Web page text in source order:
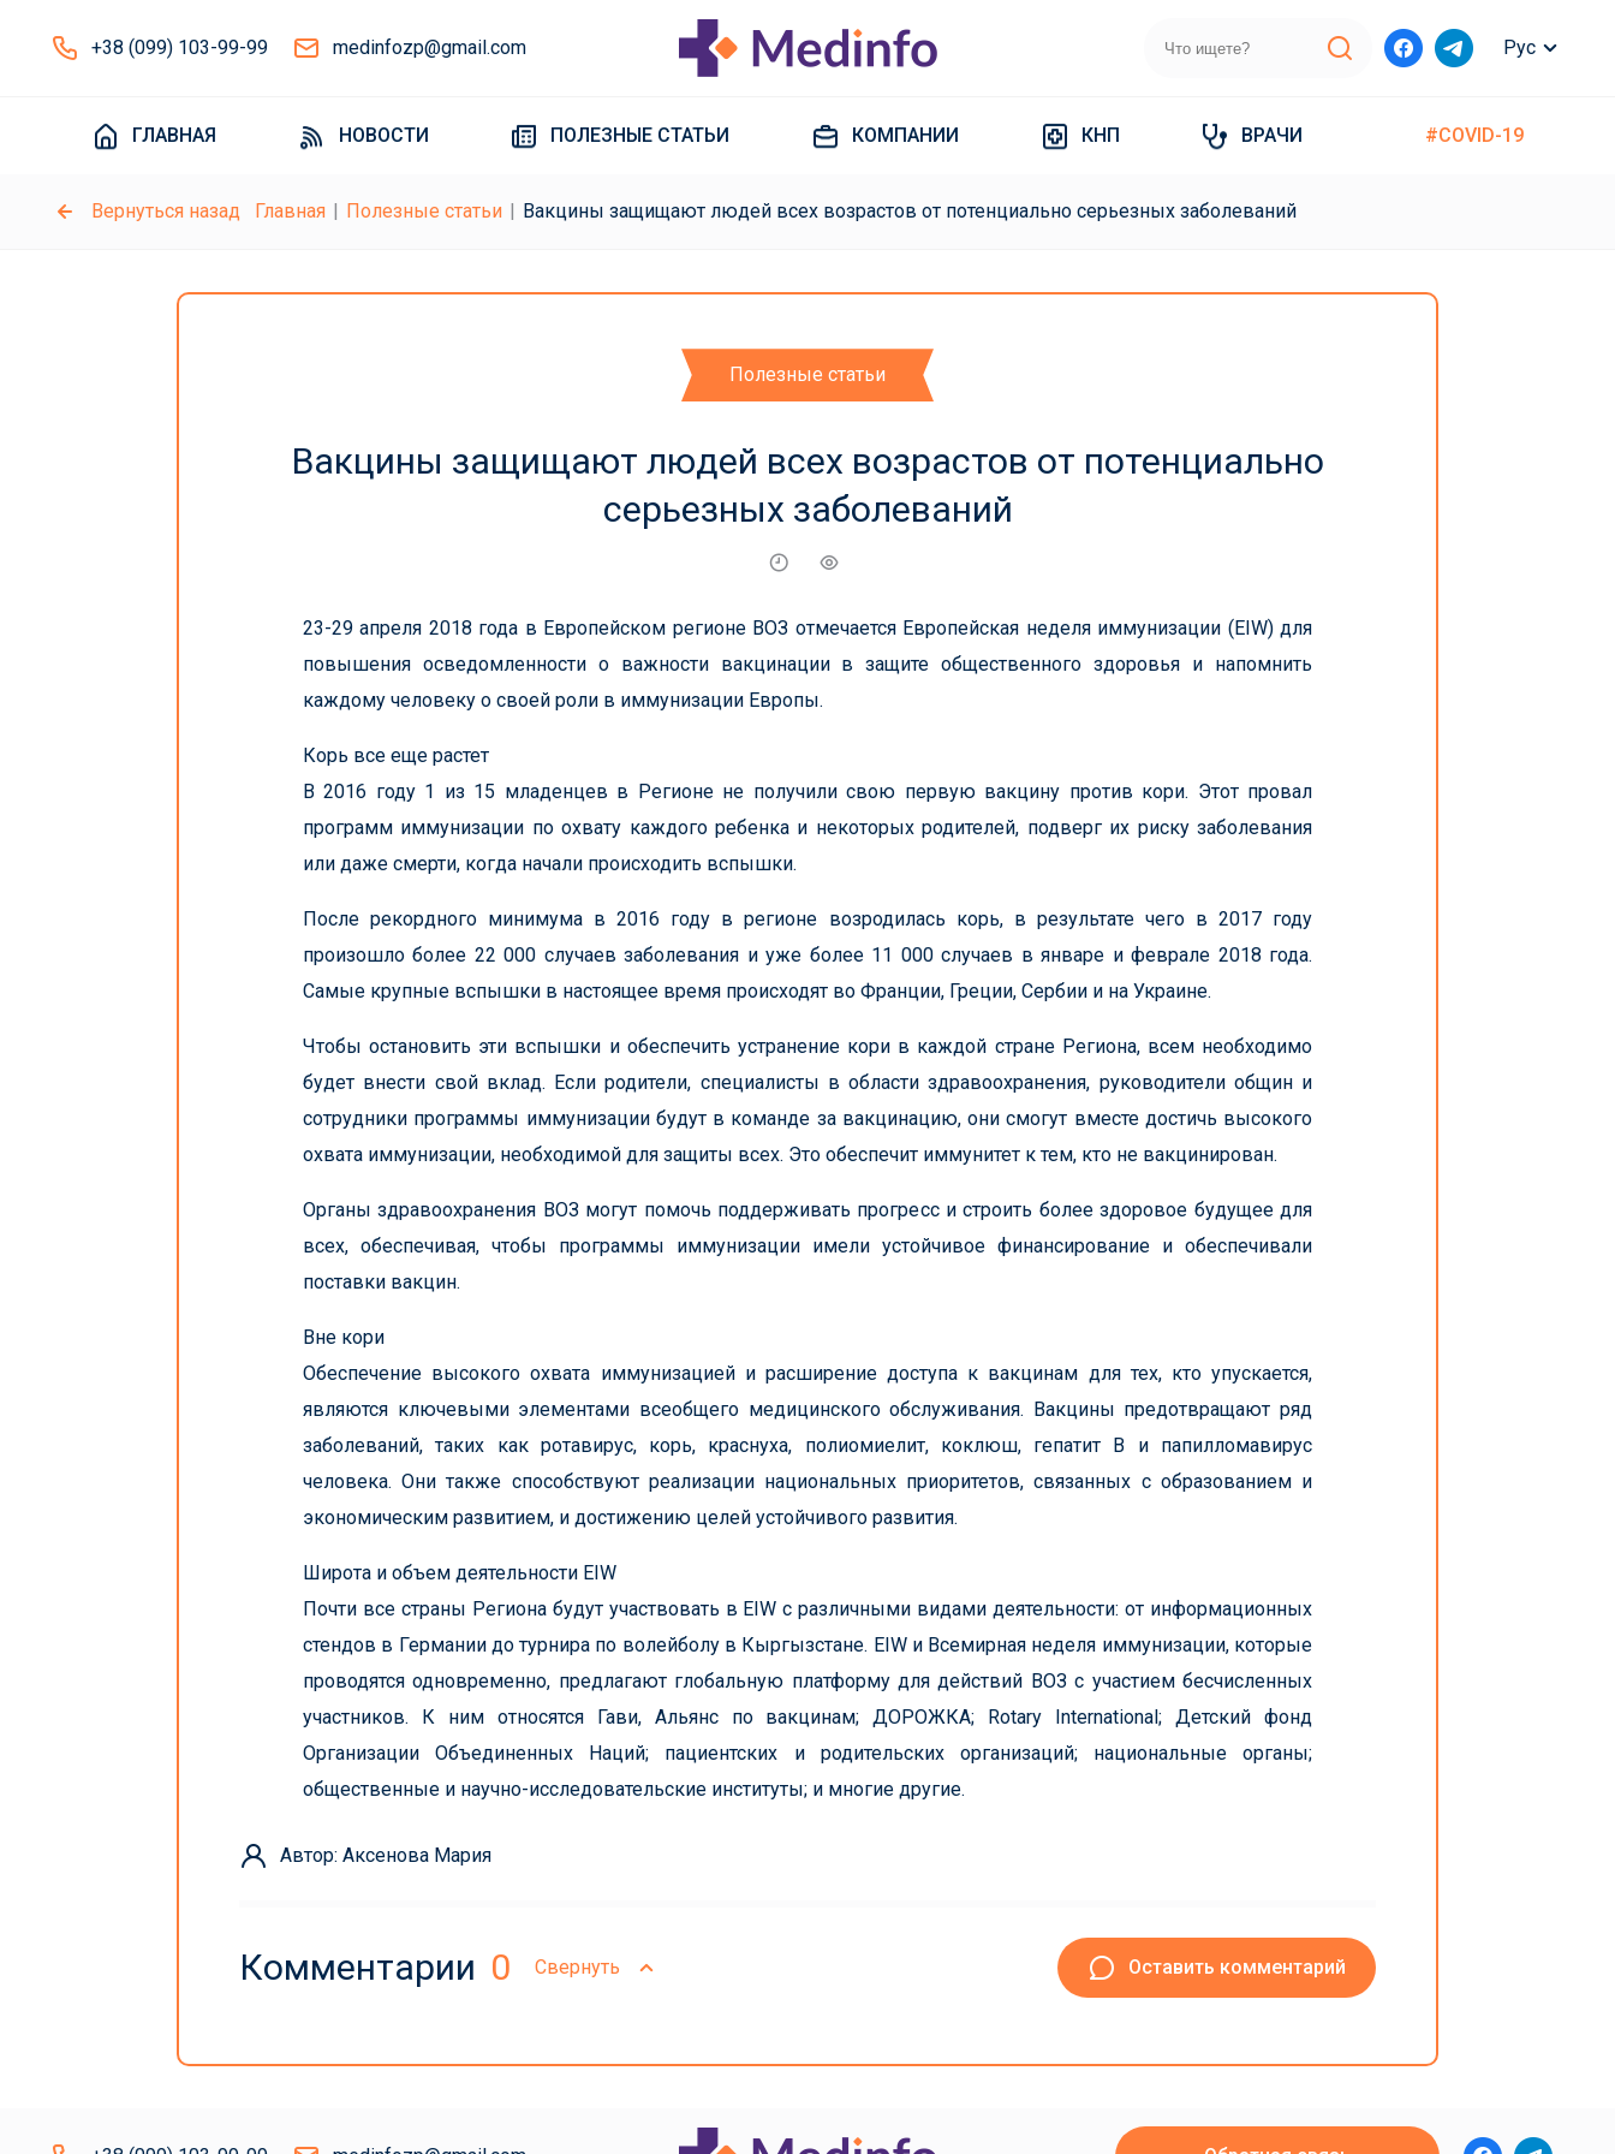
+38 (099) 103-99-99 medinfozp@gmail.com Рус
ГЛАВНАЯ НОВОСТИ ПОЛЕЗНЫЕ СТАТЬИ КОМПАНИИ КНП ВРАЧИ #COVID-19
Вернуться назад Главная Полезные статьи Вакцины защищают людей всех возрастов от потенциально серьезных заболеваний
Полезные статьи
Вакцины защищают людей всех возрастов от потенциально
серьезных заболеваний
23-29 апреля 2018 года в Европейском регионе ВОЗ отмечается Европейская неделя иммунизации (EIW) для
повышения осведомленности о важности вакцинации в защите общественного здоровья и напомнить
каждому человеку о своей роли в иммунизации Европы.
Корь все еще растет
В 2016 году 1 из 15 младенцев в Регионе не получили свою первую вакцину против кори. Этот провал
программ иммунизации по охвату каждого ребенка и некоторых родителей, подверг их риску заболевания
или даже смерти, когда начали происходить вспышки.
После рекордного минимума в 2016 году в регионе возродилась корь, в результате чего в 2017 году
произошло более 22 000 случаев заболевания и уже более 11 000 случаев в январе и феврале 2018 года.
Самые крупные вспышки в настоящее время происходят во Франции, Греции, Сербии и на Украине.
Чтобы остановить эти вспышки и обеспечить устранение кори в каждой стране Региона, всем необходимо
будет внести свой вклад. Если родители, специалисты в области здравоохранения, руководители общин и
сотрудники программы иммунизации будут в команде за вакцинацию, они смогут вместе достичь высокого
охвата иммунизации, необходимой для защиты всех. Это обеспечит иммунитет к тем, кто не вакцинирован.
Органы здравоохранения ВОЗ могут помочь поддерживать прогресс и строить более здоровое будущее для
всех, обеспечивая, чтобы программы иммунизации имели устойчивое финансирование и обеспечивали
поставки вакцин.
Вне кори
Обеспечение высокого охвата иммунизацией и расширение доступа к вакцинам для тех, кто упускается,
являются ключевыми элементами всеобщего медицинского обслуживания. Вакцины предотвращают ряд
заболеваний, таких как ротавирус, корь, краснуха, полиомиелит, коклюш, гепатит B и папилломавирус
человека. Они также способствуют реализации национальных приоритетов, связанных с образованием и
экономическим развитием, и достижению целей устойчивого развития.
Широта и объем деятельности EIW
Почти все страны Региона будут участвовать в EIW с различными видами деятельности: от информационных
стендов в Германии до турнира по волейболу в Кыргызстане. EIW и Всемирная неделя иммунизации, которые
проводятся одновременно, предлагают глобальную платформу для действий ВОЗ с участием бесчисленных
участников. К ним относятся Гави, Альянс по вакцинам; ДОРОЖКА; Rotary International; Детский фонд
Организации Объединенных Наций; пациентских и родительских организаций; национальные органы;
общественные и научно-исследовательские институты; и многие другие.
Автор: Аксенова Мария
Комментарии 0 Свернуть Оставить комментарий